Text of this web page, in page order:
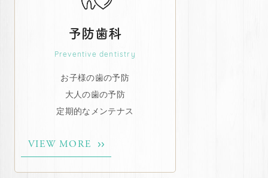
予防歯科
Preventive dentistry
お子様の歯の予防
大人の歯の予防
定期的なメンテナス
VIEW MORE